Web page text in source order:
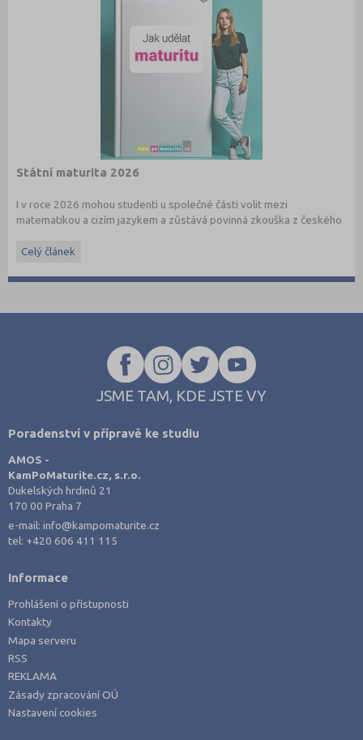
Státní maturita 2026
I v roce 2026 mohou studenti u společné části volit mezi
matematikou a cizím jazykem a zůstává povinná zkouška z českého
informacemi.
Celý článek
JSME TAM, KDE JSTE VY
Poradenství v přípravě ke studiu
AMOS -
KamPoMaturite.cz, s.r.o.
Dukelských hrdinů 21
170 00 Praha 7
e-mail:info@kampomaturite.cz
tel: +420 606 411 115
Informace
Prohlášení o přístupnosti
Kontakty
Mapa serveru
RSS
REKLAMA
Zásady zpracování OÚ
Nastavení cookies